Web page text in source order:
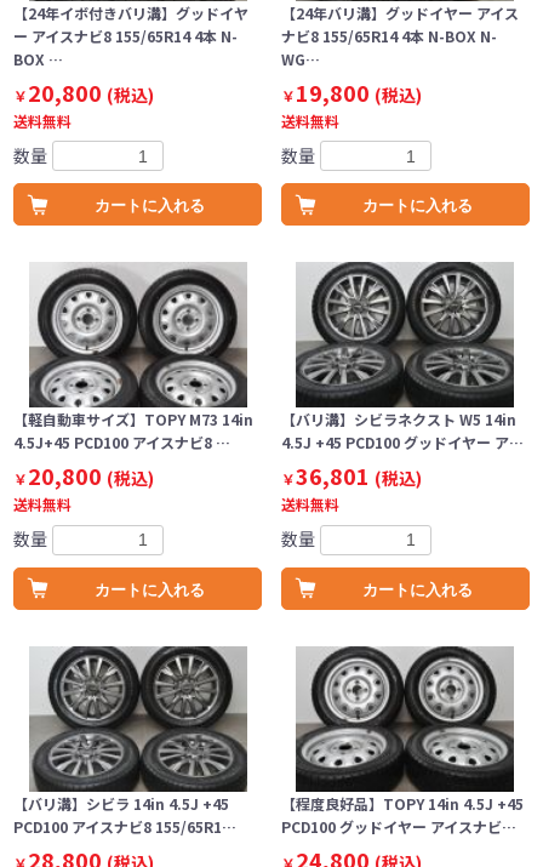
【24年イボ付きバリ溝】グッドイヤ
ー アイスナビ8 155/65R14 4本 N-
BOX …
￥20,800 (税込)
送料無料
数量
カートに入れる
【24年バリ溝】グッドイヤー アイス
ナビ8 155/65R14 4本 N-BOX N-
WG…
￥19,800 (税込)
送料無料
数量
カートに入れる
【軽自動車サイズ】TOPY M73 14in
4.5J+45 PCD100 アイスナビ8 …
￥20,800 (税込)
送料無料
数量
カートに入れる
【バリ溝】シビラネクスト W5 14in
4.5J +45 PCD100 グッドイヤー ア…
￥36,801 (税込)
送料無料
数量
カートに入れる
【バリ溝】シビラ 14in 4.5J +45
PCD100 アイスナビ8 155/65R1…
￥28,800 (税込)
【程度良好品】TOPY 14in 4.5J +45
PCD100 グッドイヤー アイスナビ…
￥24,800 (税込)